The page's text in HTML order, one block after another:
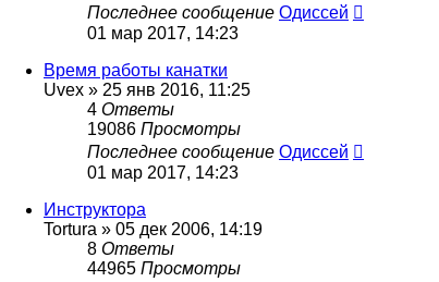
Последнее сообщение Одиссей
01 мар 2017, 14:23
Время работы канатки
Uvex » 25 янв 2016, 11:25
4 Ответы
19086 Просмотры
Последнее сообщение Одиссей
01 мар 2017, 14:23
Инструктора
Tortura » 05 дек 2006, 14:19
8 Ответы
44965 Просмотры